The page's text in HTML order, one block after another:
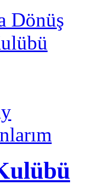
Dönüş